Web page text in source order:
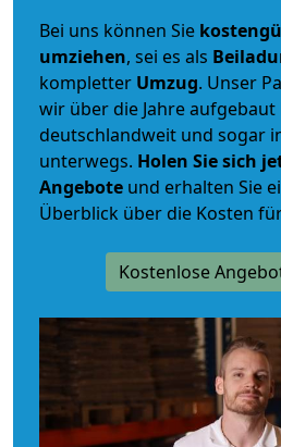
Bei uns können Sie
umziehen, sei es als
kompletter Umzug. Unser
wir über die Jahre aufgebaut
deutschlandweit und sogar
unterwegs. Holen Sie sich
Angebote und erhalten Sie
Überblick über die Kosten
Kostenlose